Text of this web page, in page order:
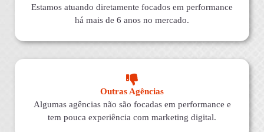
Estamos atuando diretamente focados em performance
há mais de 6 anos no mercado.
Outras Agências
Algumas agências não são focadas em performance e
tem pouca experiência com marketing digital.